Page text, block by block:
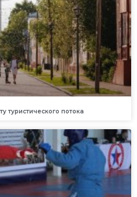
туристического потока